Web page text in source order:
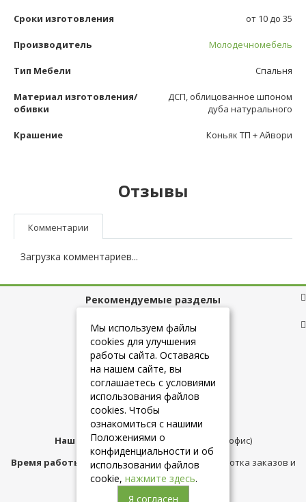
Сроки изготовления от 10 до 35
Производитель Молодечномебель
Тип Мебели Спальня
Материал изготовления/
обивки
ДСП, облицованное шпоном
дуба натурального
Крашение Коньяк ТП + Айвори
Отзывы
Комментарии
Загрузка комментариев...
Рекомендуемые разделы
Полезные ссылки
+7 (925) 084-10-60
Наш адрес:Москва,ул.Плещеева д.12 (офис)
Время работы магазина:с 10:00 до 21:00 (обработка заказов и
консультация)
Мы используем файлы
cookies для улучшения
работы сайта. Оставаясь
на нашем сайте, вы
соглашаетесь с условиями
использования файлов
cookies. Чтобы
ознакомиться с нашими
Положениями о
конфиденциальности и об
использовании файлов
cookie, нажмите здесь.
Я согласен